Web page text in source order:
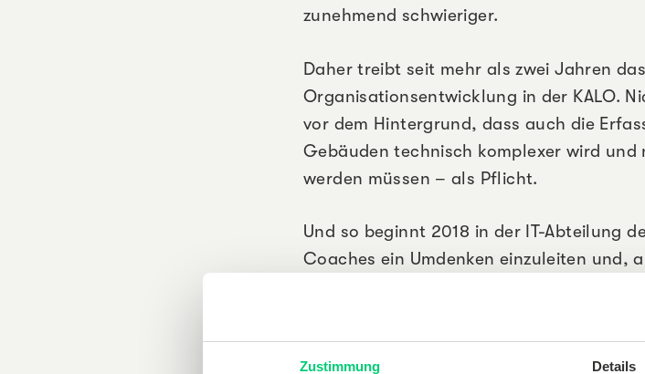
Zustimmung Details
zunehmend schwieriger.
Daher treibt seit mehr als zwei Jahren
Organisationsentwicklung in der KALO.
vor dem Hintergrund, dass auch die
Gebäuden technisch komplexer wird
werden müssen – als Pflicht.
Und so beginnt 2018 in der IT-Abteilung
Coaches ein Umdenken einzuleiten und,
Elektroingenieur und Qualitätsmanager,
unterschiedlichen Wegen zum ‚Agilen‘